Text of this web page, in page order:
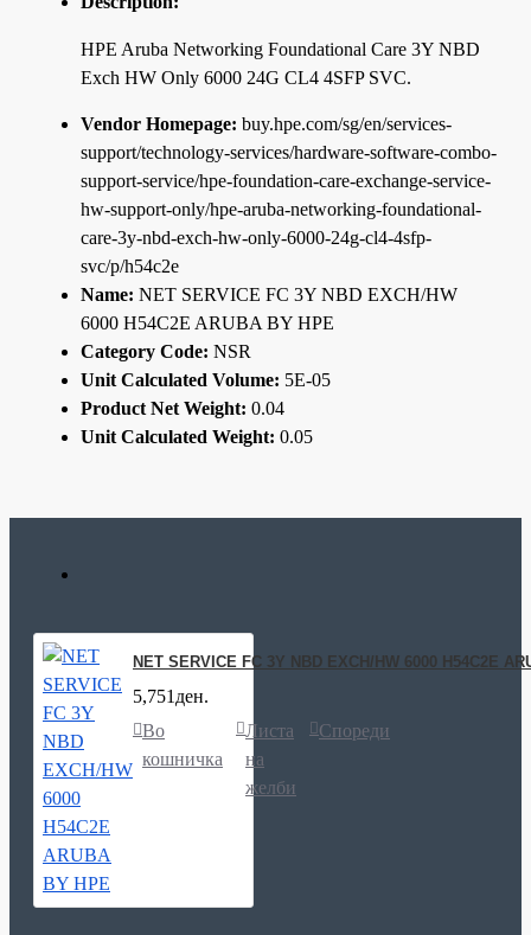
HPE Aruba Networking Foundational Care 3Y NBD
Exch HW Only 6000 24G CL4 4SFP SVC.
Vendor Homepage: buy.hpe.com/sg/en/services-
support/technology-services/hardware-software-combo-
support-service/hpe-foundation-care-exchange-service-
hw-support-only/hpe-aruba-networking-foundational-
care-3y-nbd-exch-hw-only-6000-24g-cl4-4sfp-
svc/p/h54c2e
Name: NET SERVICE FC 3Y NBD EXCH/HW
6000 H54C2E ARUBA BY HPE
Category Code: NSR
Unit Calculated Volume: 5E-05
Product Net Weight: 0.04
Unit Calculated Weight: 0.05
NET SERVICE FC 3Y NBD EXCH/HW 6000 H54C2E
5,751ден.
Во
кошничка
Листа
на
желби
Спореди